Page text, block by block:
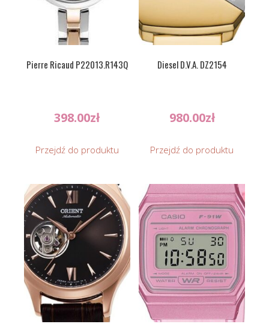
Pierre Ricaud P22013.R143Q
398.00zł
Przejdź do produktu
Diesel D.V.A. DZ2154
980.00zł
Przejdź do produktu